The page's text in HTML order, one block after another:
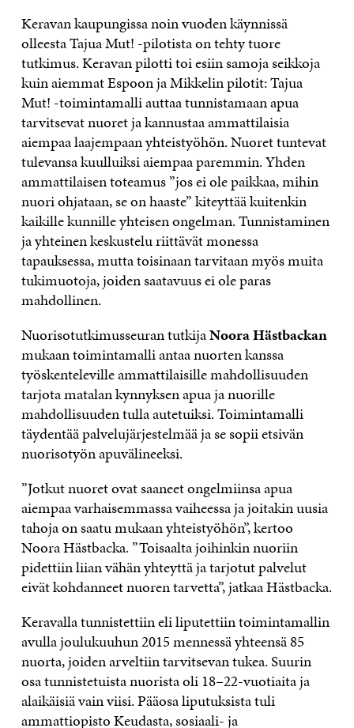
Keravan kaupungissa noin vuoden käynnissä
olleesta Tajua Mut! -pilotista on tehty tuore
tutkimus. Keravan pilotti toi esiin samoja seikkoja
kuin aiemmat Espoon ja Mikkelin pilotit: Tajua
Mut! -toimintamalli auttaa tunnistamaan apua
tarvitsevat nuoret ja kannustaa ammattilaisia
aiempaa laajempaan yhteistyöhön. Nuoret tuntevat
tulevansa kuulluiksi aiempaa paremmin. Yhden
ammattilaisen toteamus ”jos ei ole paikkaa, mihin
nuori ohjataan, se on haaste” kiteyttää kuitenkin
kaikille kunnille yhteisen ongelman. Tunnistaminen
ja yhteinen keskustelu riittävät monessa
tapauksessa, mutta toisinaan tarvitaan myös muita
tukimuotoja, joiden saatavuus ei ole paras
mahdollinen.
Nuorisotutkimusseuran tutkijaNoora Hästbackan
mukaan toimintamalli antaa nuorten kanssa
työskenteleville ammattilaisille mahdollisuuden
tarjota matalan kynnyksen apua ja nuorille
mahdollisuuden tulla autetuiksi. Toimintamalli
täydentää palvelujärjestelmää ja se sopii etsivän
nuorisotyön apuvälineeksi.
”Jotkut nuoret ovat saaneet ongelmiinsa apua
aiempaa varhaisemmassa vaiheessa ja joitakin uusia
tahoja on saatu mukaan yhteistyöhön”, kertoo
Noora Hästbacka. ”Toisaalta joihinkin nuoriin
pidettiin liian vähän yhteyttä ja tarjotut palvelut
eivät kohdanneet nuoren tarvetta”, jatkaa Hästbacka.
Keravalla tunnistettiin eli liputettiin toimintamallin
avulla joulukuuhun 2015 mennessä yhteensä 85
nuorta, joiden arveltiin tarvitsevan tukea. Suurin
osa tunnistetuista nuorista oli 18–22-vuotiaita ja
alaikäisiä vain viisi. Pääosa liputuksista tuli
ammattiopisto Keudasta, sosiaali- ja